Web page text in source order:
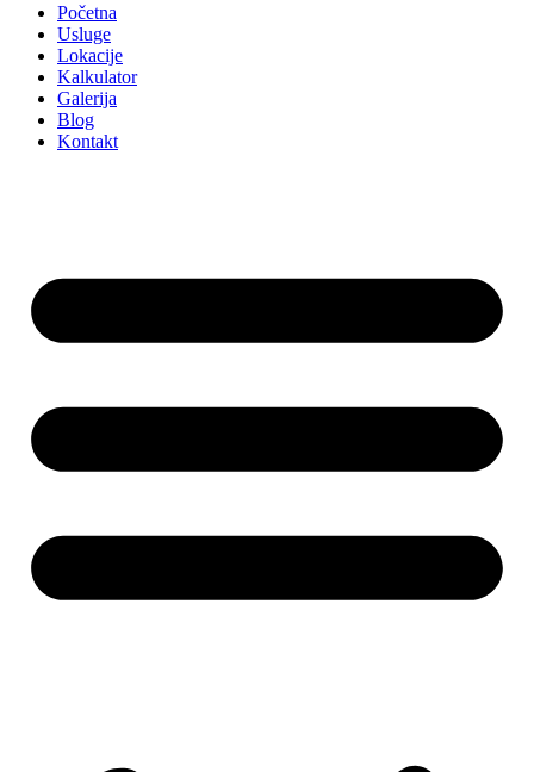
Početna
Usluge
Lokacije
Kalkulator
Galerija
Blog
Kontakt